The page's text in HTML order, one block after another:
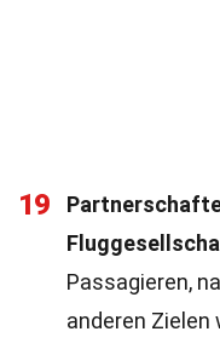
19
Passagieren,
anderen